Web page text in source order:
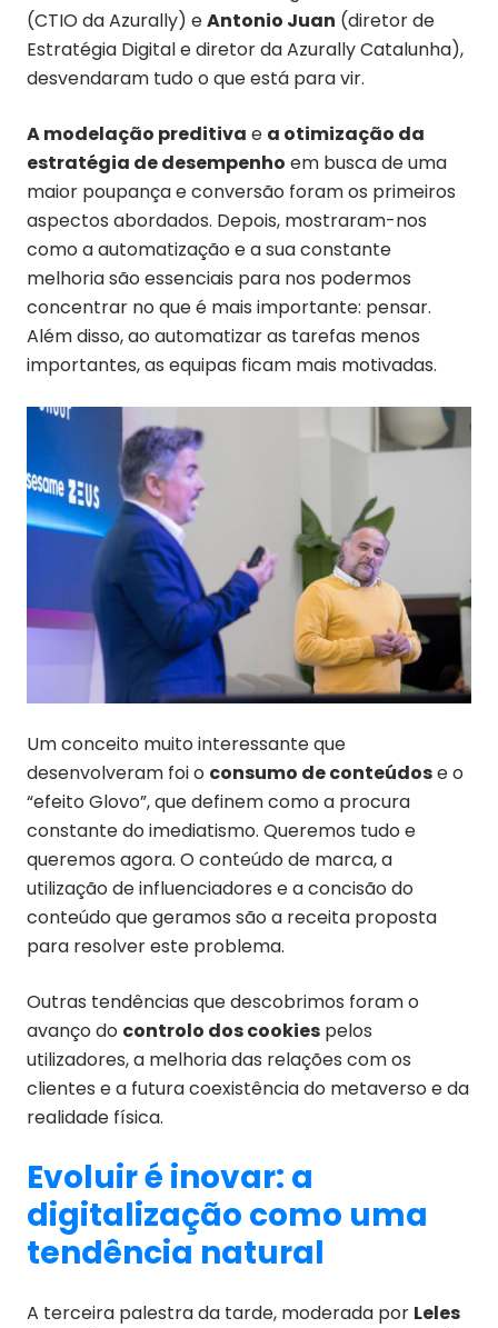
(CTIO da Azurally) eAntonio Juan (diretor de
Estratégia Digital e diretor da Azurally Catalunha),
desvendaram tudo o que está para vir.
A modelação preditiva e a otimização da
estratégia de desempenho em busca de uma
maior poupança e conversão foram os primeiros
aspectos abordados. Depois, mostraram-nos
como a automatização e a sua constante
melhoria são essenciais para nos podermos
concentrar no que é mais importante: pensar.
Além disso, ao automatizar as tarefas menos
importantes, as equipas ficam mais motivadas.
Um conceito muito interessante que
desenvolveram foi o consumo de conteúdose o
“efeito Glovo”, que definem como a procura
constante do imediatismo. Queremos tudo e
queremos agora. O conteúdo de marca, a
utilização de influenciadores e a concisão do
conteúdo que geramos são a receita proposta
para resolver este problema.
Outras tendências que descobrimos foram o
avanço do controlo dos cookies pelos
utilizadores, a melhoria das relações com os
clientes e a futura coexistência do metaverso e da
realidade física.
Evoluir é inovar: a
digitalização como uma
tendência natural
A terceira palestra da tarde, moderada por Leles